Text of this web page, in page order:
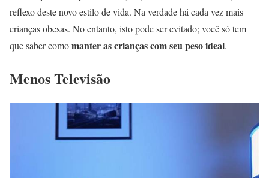
reflexo deste novo estilo de vida. Na verdade há cada vez mais
crianças obesas. No entanto, isto pode ser evitado; você só tem
que saber comomanter as crianças com seu peso ideal.
Menos Televisão